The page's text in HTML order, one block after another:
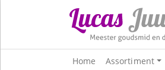
Home Assortiment